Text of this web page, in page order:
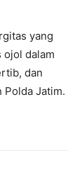
yang
ojol dalam
dan
Polda Jatim.